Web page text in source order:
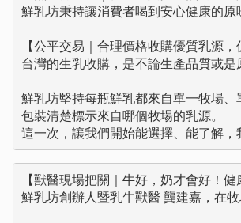
鮮乳坊秉持讓消費者喝到安心健康的
【公平交易｜合理價格收購優質乳源，
台灣的生乳收購，是不論生產品質或
鮮乳坊堅持每瓶鮮乳都來自單一牧場、
包裝清楚標示來自哪個牧場的乳源。
這一次，讓我們開始能選擇、能了解，
【獸醫現場把關｜牛好，奶才會好！
鮮乳坊創辦人暨乳牛獸醫 龔建嘉，在